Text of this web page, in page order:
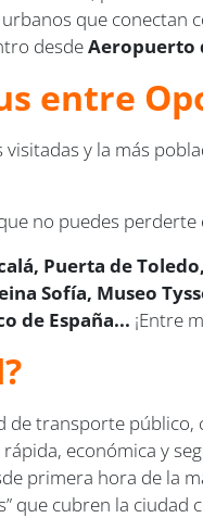
que conectan
desdeAeropuerto
entre
y la más
no puedes
Puerta de
Sofía, Museo
de España... ¡Entre
transporte
económica y
primera hora de la
que cubren la